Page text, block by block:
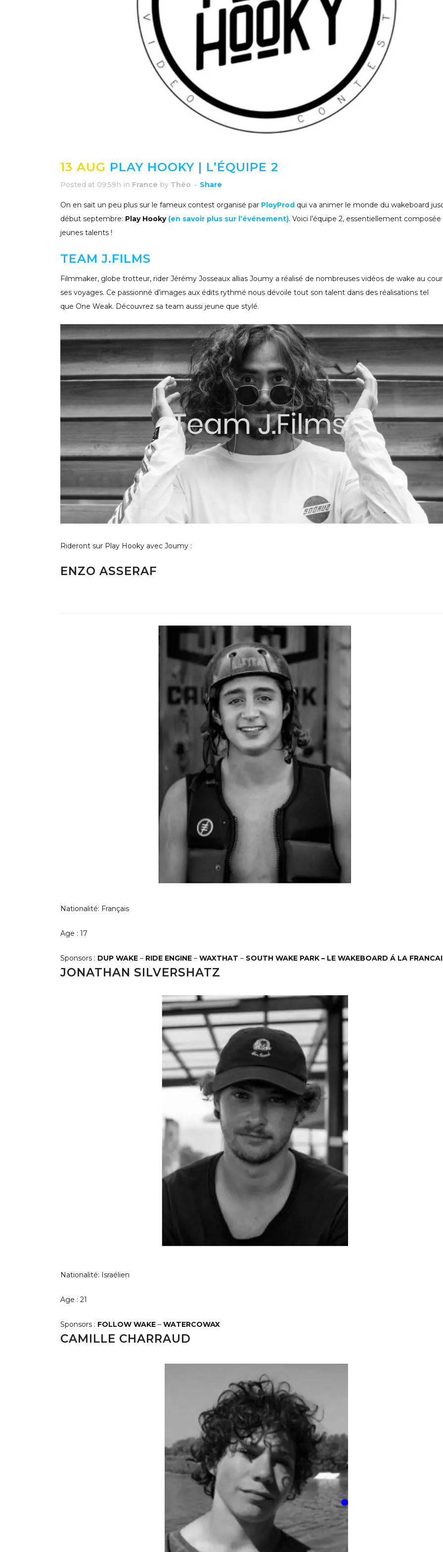
13 AUG PLAY HOOKY | L’ÉQUIPE 2
Posted at 09:59h in France by Théo Share
On en sait un peu plus sur le fameux contest organisé par PloyProd qui va animer le monde du wakeboard
début septembre: Play Hooky (en savoir plus sur l’événement). Voici l’équipe 2, essentiellement composée
jeunes talents !
TEAM J.FILMS
Filmmaker, globe trotteur, rider Jérémy Josseaux allias Joumy a réalisé de nombreuses vidéos de wake au
ses voyages. Ce passionné d’images aux édits rythmé nous dévoile tout son talent dans des réalisations tel
que One Weak. Découvrez sa team aussi jeune que stylé.
Rideront sur Play Hooky avec Joumy :
ENZO ASSERAF
Nationalité: Français
Age : 17
Sponsors : DUP WAKE – RIDE ENGINE – WAXTHAT – SOUTH WAKE PARK – LE WAKEBOARD Á LA
JONATHAN SILVERSHATZ
Nationalité: Israélien
Age : 21
Sponsors : FOLLOW WAKE – WATERCOWAX
CAMILLE CHARRAUD